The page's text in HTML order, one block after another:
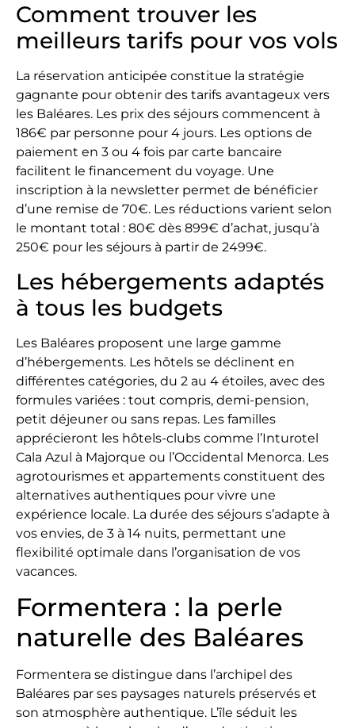
Comment trouver les
meilleurs tarifs pour vos vols
La réservation anticipée constitue la stratégie
gagnante pour obtenir des tarifs avantageux vers
les Baléares. Les prix des séjours commencent à
186€ par personne pour 4 jours. Les options de
paiement en 3 ou 4 fois par carte bancaire
facilitent le financement du voyage. Une
inscription à la newsletter permet de bénéficier
d’une remise de 70€. Les réductions varient selon
le montant total : 80€ dès 899€ d’achat, jusqu’à
250€ pour les séjours à partir de 2499€.
Les hébergements adaptés
à tous les budgets
Les Baléares proposent une large gamme
d’hébergements. Les hôtels se déclinent en
différentes catégories, du 2 au 4 étoiles, avec des
formules variées : tout compris, demi-pension,
petit déjeuner ou sans repas. Les familles
apprécieront les hôtels-clubs comme l’Inturotel
Cala Azul à Majorque ou l’Occidental Menorca. Les
agrotourismes et appartements constituent des
alternatives authentiques pour vivre une
expérience locale. La durée des séjours s’adapte à
vos envies, de 3 à 14 nuits, permettant une
flexibilité optimale dans l’organisation de vos
vacances.
Formentera : la perle
naturelle des Baléares
Formentera se distingue dans l’archipel des
Baléares par ses paysages naturels préservés et
son atmosphère authentique. L’île séduit les